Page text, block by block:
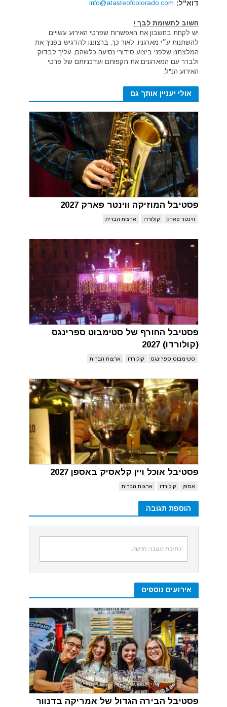
דוא"ל: info@atasteofcolorado.com
חשוב לתשומת לבך !
יש לקחת בחשבון את האפשרות שפרטי האירוע עשויים
להשתנות ע״י מארגניו. לאור כך, ברצוננו להדגיש בפניך את
המלצתנו שלפני ביצוע סידורי נסיעה כלשהם, עליך לבדוק
ולברר עם המארגנים את תקפותם ועדכניותם של פרטי
האירוע הנ"ל.
אולי יעניין אותך גם
פסטיבל המוזיקה ווינטר פארק 2027
ווינטר פארק קולורדו ארצות הברית
פסטיבל החורף של סטימבוט ספרינגס
(קולורדו) 2027
סטימבוט ספרינגס קולורדו ארצות הברית
פסטיבל אוכל ויין קלאסיק באספן 2027
אספן קולורדו ארצות הברית
הוספת תגובה
כתיבת תגובה חדשה
אירועים נוספים
פסטיבל הבירה הגדול של אמריקה בדנוור